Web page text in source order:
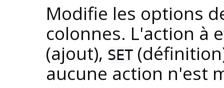
Modifie les options
colonnes. L'action à
(ajout), SET
aucune action n'est